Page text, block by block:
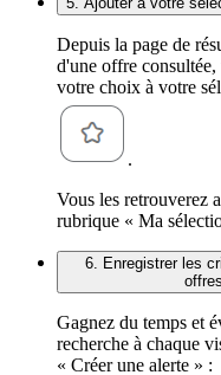
Depuis la page de
d'une offre
votre choix à votre
.
Vous les retrouverez
rubrique « Ma
6. Enregistrer les
Gagnez du temps et
recherche à chaque
« Créer une alerte » :